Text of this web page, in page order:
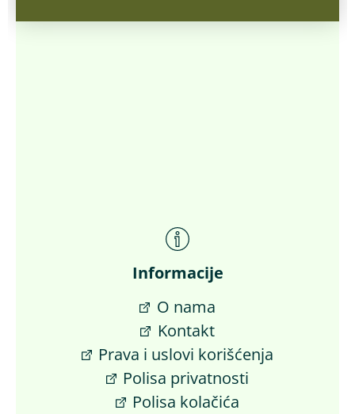
Informacije
O nama
Kontakt
Prava i uslovi korišćenja
Polisa privatnosti
Polisa kolačića